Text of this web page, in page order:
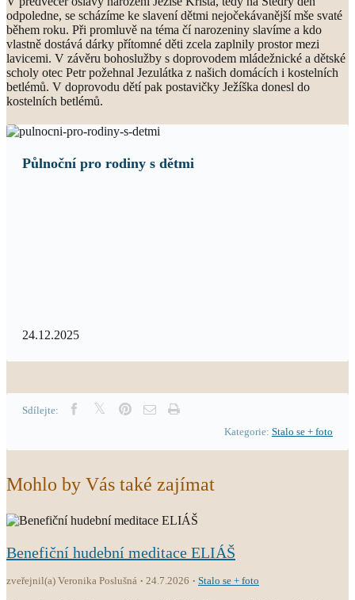
odpoledne, se scházíme ke slavení dětmi nejočekávanější mše svaté
během roku. Při promluvě na téma čí narozeniny slavíme a kdo
vlastně dostává dárky přítomné děti zcela zaplnily prostor mezi
lavicemi. V závěru bohoslužby s doprovodem mládežnické a dětské
scholy otec Petr požehnal Jezulátka z našich domácích i kostelních
betlémů. V doprovodu dětí pak postavičky Ježíška donesl do
kostelních betlémů.
Půlnoční pro rodiny s dětmi
24.12.2025
Sdílejte:
Kategorie: Stalo se + foto
Mohlo by Vás také zajímat
Benefiční hudební meditace ELIÁŠ
zveřejnil(a) Veronika Poslušná 24.7.2026 Stalo se + foto